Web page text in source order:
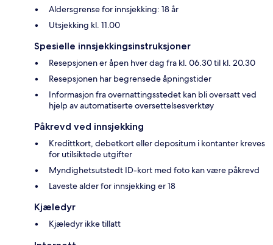
Aldersgrense for innsjekking: 18 år
Utsjekking kl. 11.00
Spesielle innsjekkingsinstruksjoner
Resepsjonen er åpen hver dag fra kl. 06.30 til kl. 20.30
Resepsjonen har begrensede åpningstider
Informasjon fra overnattingsstedet kan bli oversatt ved
hjelp av automatiserte oversettelsesverktøy
Påkrevd ved innsjekking
Kredittkort, debetkort eller depositum i kontanter kreves
for utilsiktede utgifter
Myndighetsutstedt ID-kort med foto kan være påkrevd
Laveste alder for innsjekking er 18
Kjæledyr
Kjæledyr ikke tillatt